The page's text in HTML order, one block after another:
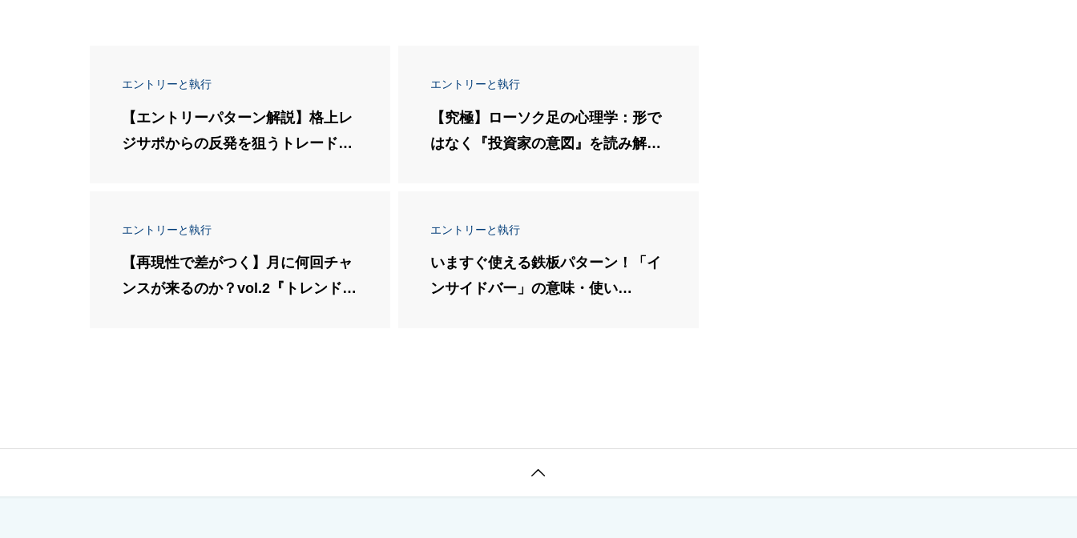
エントリーと執行
【エントリーパターン解説】格上レ
ジサポからの反発を狙うトレード戦
エントリーと執行
【究極】ローソク足の心理学：形で
はなく『投資家の意図』を読み解く
エントリーと執行
【再現性で差がつく】月に何回チャ
ンスが来るのか？vol.2『トレンド後
エントリーと執行
いますぐ使える鉄板パターン！「イ
ンサイドバー」の意味・使い
